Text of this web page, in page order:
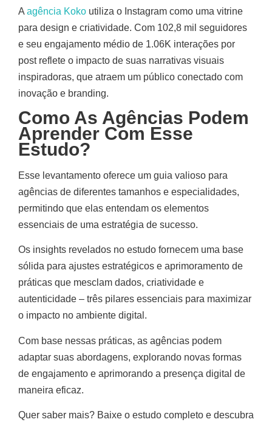
A agência Koko utiliza o Instagram como uma vitrine
para design e criatividade. Com 102,8 mil seguidores
e seu engajamento médio de 1.06K interações por
post reflete o impacto de suas narrativas visuais
inspiradoras, que atraem um público conectado com
inovação e branding.
Como As Agências Podem
Aprender Com Esse
Estudo?
Esse levantamento oferece um guia valioso para
agências de diferentes tamanhos e especialidades,
permitindo que elas entendam os elementos
essenciais de uma estratégia de sucesso.
Os insights revelados no estudo fornecem uma base
sólida para ajustes estratégicos e aprimoramento de
práticas que mesclam dados, criatividade e
autenticidade – três pilares essenciais para maximizar
o impacto no ambiente digital.
Com base nessas práticas, as agências podem
adaptar suas abordagens, explorando novas formas
de engajamento e aprimorando a presença digital de
maneira eficaz.
Quer saber mais? Baixe o estudo completo e descubra